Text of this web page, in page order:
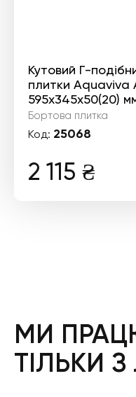
Кутовий Г-
плитки Aquaviva
595x345x50(20)
Бортова плитка
Код: 25068
2 115 ₴
МИ
ТІЛЬКИ